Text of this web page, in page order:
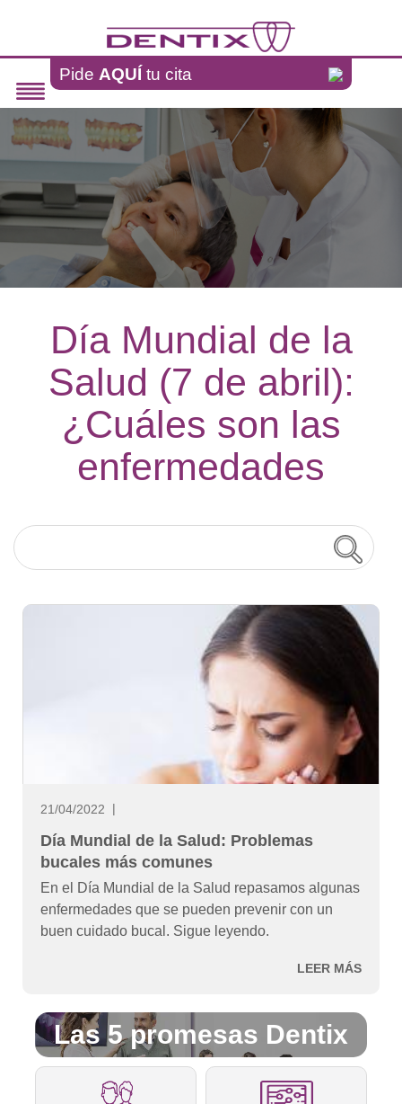
Pide AQUÍ tu cita
Día Mundial de la
Salud (7 de abril):
¿Cuáles son las
enfermedades
21/04/2022
Día Mundial de la Salud: Problemas
bucales más comunes
En el Día Mundial de la Salud repasamos algunas
enfermedades que se pueden prevenir con un
buen cuidado bucal. Sigue leyendo.
LEER MÁS
Las 5 promesas Dentix